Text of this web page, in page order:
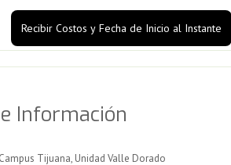
Recibir Costos y Fecha de Inicio al Instante
Información
Tijuana, Unidad Valle Dorado